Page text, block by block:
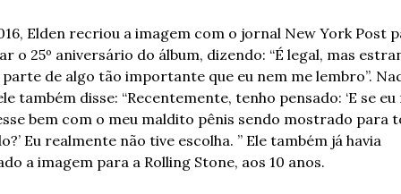
Elden recriou a imagem com o jornal New York Post
o 25º aniversário do álbum, dizendo: “É legal, mas
de algo tão importante que eu nem me lembro”.
também disse: “Recentemente, tenho pensado: ‘E se eu
bem com o meu maldito pênis sendo mostrado para
Eu realmente não tive escolha. ” Ele também já havia
a imagem para a Rolling Stone, aos 10 anos.